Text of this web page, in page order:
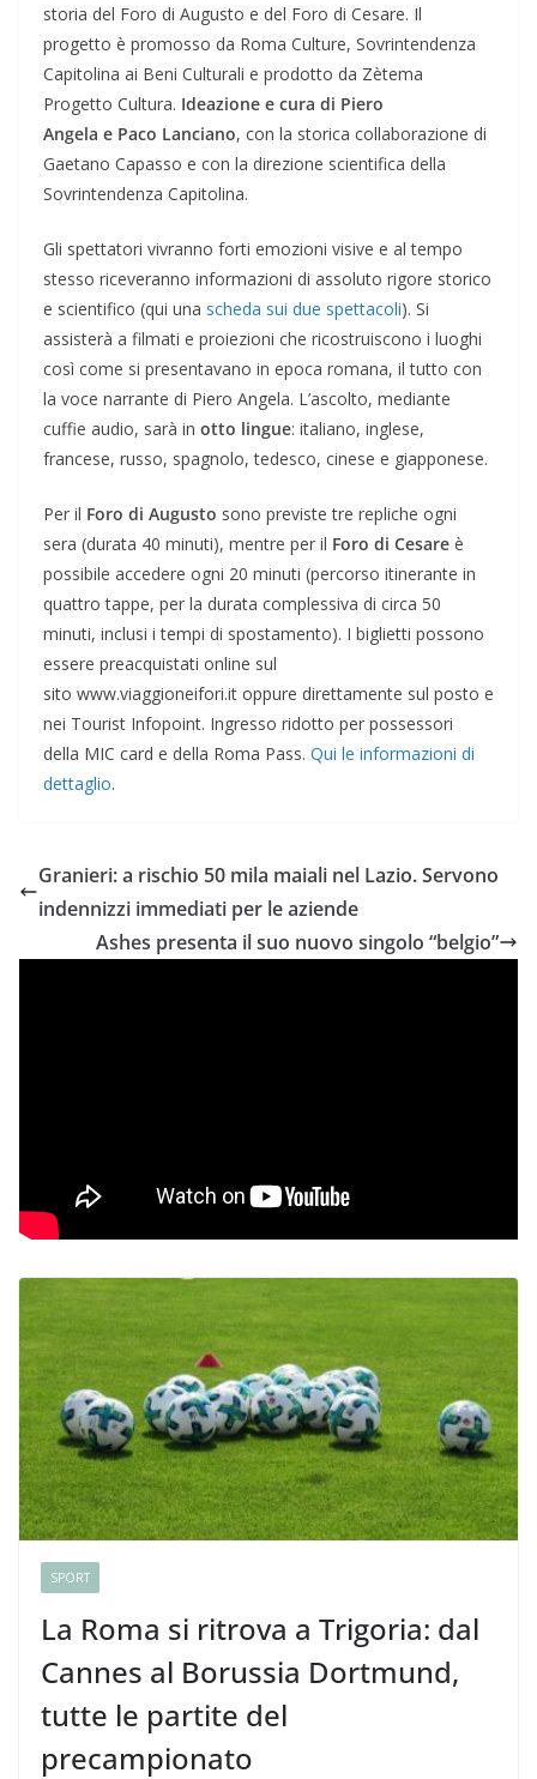
storia del Foro di Augusto e del Foro di Cesare. Il
progetto è promosso da Roma Culture, Sovrintendenza
Capitolina ai Beni Culturali e prodotto da Zètema
Progetto Cultura. Ideazione e cura di Piero
Angela e Paco Lanciano, con la storica collaborazione di
Gaetano Capasso e con la direzione scientifica della
Sovrintendenza Capitolina.
Gli spettatori vivranno forti emozioni visive e al tempo
stesso riceveranno informazioni di assoluto rigore storico
e scientifico (qui una scheda sui due spettacoli). Si
assisterà a filmati e proiezioni che ricostruiscono i luoghi
così come si presentavano in epoca romana, il tutto con
la voce narrante di Piero Angela. L’ascolto, mediante
cuffie audio, sarà in otto lingue: italiano, inglese,
francese, russo, spagnolo, tedesco, cinese e giapponese.
Per il Foro di Augusto sono previste tre repliche ogni
sera (durata 40 minuti), mentre per il Foro di Cesare è
possibile accedere ogni 20 minuti (percorso itinerante in
quattro tappe, per la durata complessiva di circa 50
minuti, inclusi i tempi di spostamento). I biglietti possono
essere preacquistati online sul
sito www.viaggioneifori.it oppure direttamente sul posto e
nei Tourist Infopoint. Ingresso ridotto per possessori
della MIC card e della Roma Pass. Qui le informazioni di
dettaglio.
Granieri: a rischio 50 mila maiali nel Lazio. Servono
indennizzi immediati per le aziende
Ashes presenta il suo nuovo singolo “belgio”
SPORT
La Roma si ritrova a Trigoria: dal
Cannes al Borussia Dortmund,
tutte le partite del
precampionato